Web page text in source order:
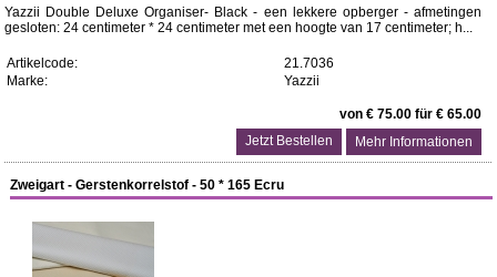
Yazzii Double Deluxe Organiser- Black - een lekkere opberger - afmetingen
gesloten: 24 centimeter * 24 centimeter met een hoogte van 17 centimeter; h...
Artikelcode:
21.7036
Marke:
Yazzii
von € 75.00 für € 65.00
Mehr Informationen
Zweigart - Gerstenkorrelstof - 50 * 165 Ecru